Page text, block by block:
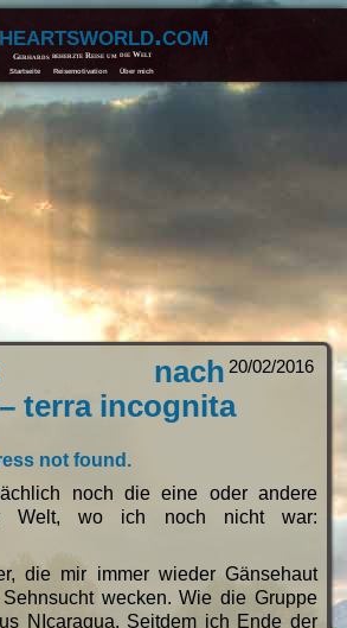
Gerhards beherzte Reise um die Welt
Startseite Reisemotivation Über mich
20/02/2016
nach
terra incognita
not found.
noch die eine oder andere
Welt, wo ich noch nicht war:
die mir immer wieder Gänsehaut
wecken. Wie die Gruppe
NIcaragua. Seitdem ich Ende der